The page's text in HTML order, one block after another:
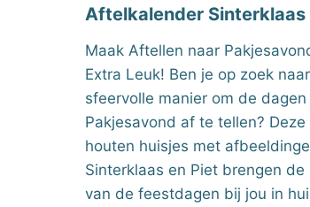
Aftelkalender Sinterklaas
Maak Aftellen naar
Extra Leuk! Ben je op zoek
sfeervolle manier om de
Pakjesavond af te tellen? Deze
houten huisjes met
Sinterklaas en Piet brengen de
van de feestdagen bij jou in